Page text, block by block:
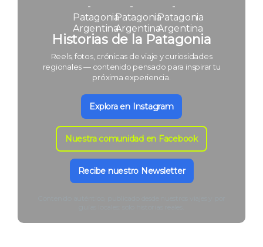
Historias de la Patagonia
Reels, fotos, crónicas de viaje y curiosidades
regionales — contenido pensado para inspirar tu
próxima experiencia.
Explora en Instagram
Nuestra comunidad en Facebook
Recibe nuestro Newsletter